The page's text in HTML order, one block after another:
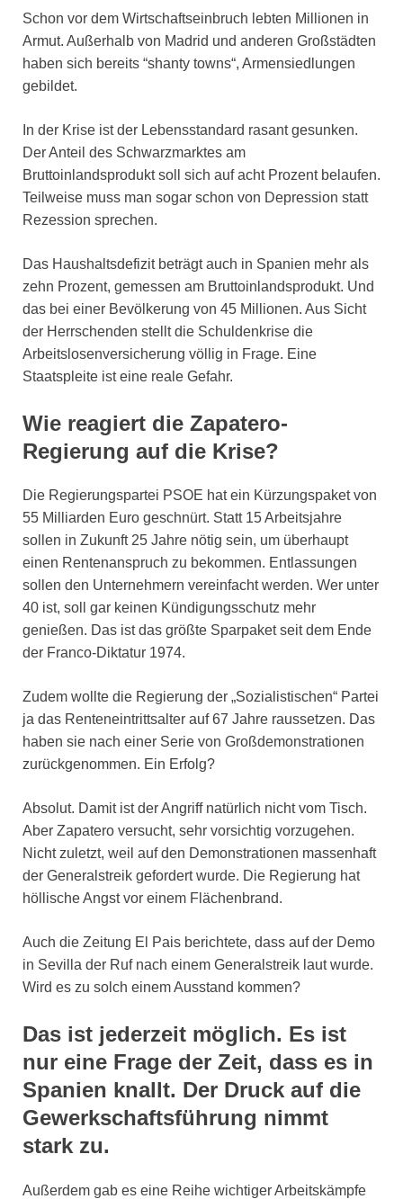
Schon vor dem Wirtschaftseinbruch lebten Millionen in
Armut. Außerhalb von Madrid und anderen Großstädten
haben sich bereits “shanty towns“, Armensiedlungen
gebildet.
In der Krise ist der Lebensstandard rasant gesunken.
Der Anteil des Schwarzmarktes am
Bruttoinlandsprodukt soll sich auf acht Prozent belaufen.
Teilweise muss man sogar schon von Depression statt
Rezession sprechen.
Das Haushaltsdefizit beträgt auch in Spanien mehr als
zehn Prozent, gemessen am Bruttoinlandsprodukt. Und
das bei einer Bevölkerung von 45 Millionen. Aus Sicht
der Herrschenden stellt die Schuldenkrise die
Arbeitslosenversicherung völlig in Frage. Eine
Staatspleite ist eine reale Gefahr.
Wie reagiert die Zapatero-
Regierung auf die Krise?
Die Regierungspartei PSOE hat ein Kürzungspaket von
55 Milliarden Euro geschnürt. Statt 15 Arbeitsjahre
sollen in Zukunft 25 Jahre nötig sein, um überhaupt
einen Rentenanspruch zu bekommen. Entlassungen
sollen den Unternehmern vereinfacht werden. Wer unter
40 ist, soll gar keinen Kündigungsschutz mehr
genießen. Das ist das größte Sparpaket seit dem Ende
der Franco-Diktatur 1974.
Zudem wollte die Regierung der „Sozialistischen“ Partei
ja das Renteneintrittsalter auf 67 Jahre raussetzen. Das
haben sie nach einer Serie von Großdemonstrationen
zurückgenommen. Ein Erfolg?
Absolut. Damit ist der Angriff natürlich nicht vom Tisch.
Aber Zapatero versucht, sehr vorsichtig vorzugehen.
Nicht zuletzt, weil auf den Demonstrationen massenhaft
der Generalstreik gefordert wurde. Die Regierung hat
höllische Angst vor einem Flächenbrand.
Auch die Zeitung El Pais berichtete, dass auf der Demo
in Sevilla der Ruf nach einem Generalstreik laut wurde.
Wird es zu solch einem Ausstand kommen?
Das ist jederzeit möglich. Es ist
nur eine Frage der Zeit, dass es in
Spanien knallt. Der Druck auf die
Gewerkschaftsführung nimmt
stark zu.
Außerdem gab es eine Reihe wichtiger Arbeitskämpfe